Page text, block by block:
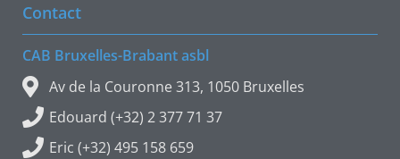
Contact
CAB Bruxelles-Brabant asbl
Av de la Couronne 313, 1050 Bruxelles
Edouard (+32) 2 377 71 37
Eric (+32) 495 158 659